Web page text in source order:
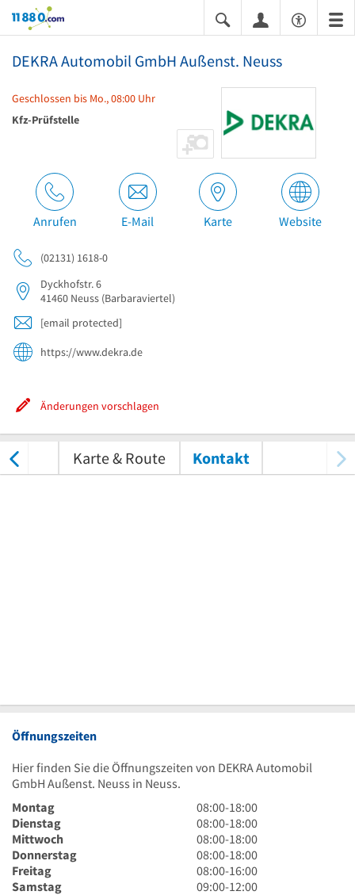
11880.com
DEKRA Automobil GmbH Außenst. Neuss
Geschlossen bis Mo., 08:00 Uhr
Kfz-Prüfstelle
Anrufen E-Mail Karte Website
(02131) 1618-0
Dyckhofstr. 6
41460 Neuss (Barbaraviertel)
[email protected]
https://www.dekra.de
Änderungen vorschlagen
Karte & Route Kontakt
Öffnungszeiten
Hier finden Sie die Öffnungszeiten von DEKRA Automobil
GmbH Außenst. Neuss in Neuss.
Montag
8
Uhr
bis
18
Uhr
08:00-18:00
Dienstag
8
Uhr
bis
18
Uhr
08:00-18:00
Mittwoch
8
Uhr
bis
18
08:00-18:00
Donnerstag
8
Uhr
bis
08:00-18:00
Freitag
8
Uhr
08:00-16:00
Samstag
9
09:00-12:00